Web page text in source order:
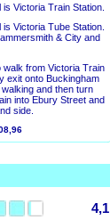
Victoria Train Station.
Victoria Tube Station.
& City and
walk from Victoria Train
exit onto Buckingham
and then turn
into Ebury Street and
side.
4,1